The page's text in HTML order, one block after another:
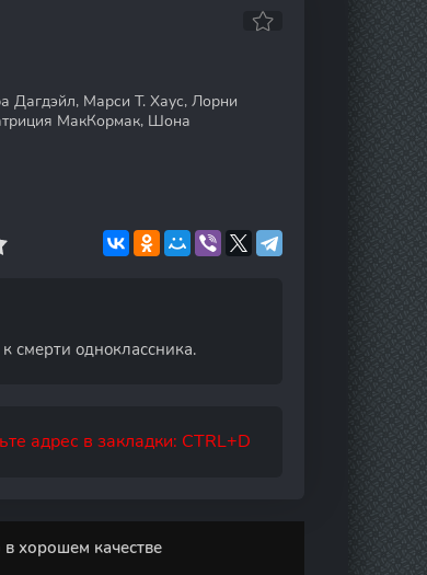
Дагдэйл, Марси Т. Хаус, Лорни
МакКормак, Шона
смерти одноклассника.
адрес в закладки: CTRL+D
хорошем качестве